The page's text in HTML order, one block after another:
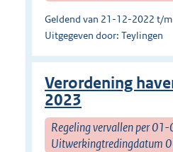
Geldend van 21-12-2022 t/
Uitgegeven door: Teylingen
Verordening
2023
Regeling vervallen per
Uitwerkingtredingdatum